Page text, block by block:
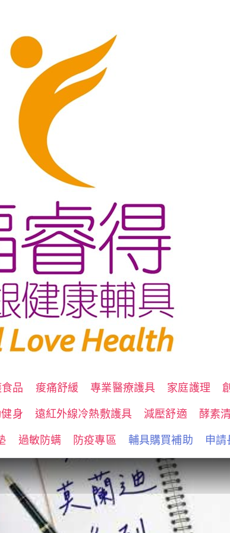
品 痠痛舒緩 專業醫療護具 家庭護理
身 遠紅外線冷熱敷護具 減壓舒適 酵素
過敏防螨 防疫專區 輔具購買補助 申